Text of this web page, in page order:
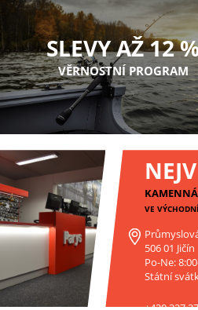
SLEVY AŽ 12
VĚRNOSTNÍ PROGRAM
VE
506 01 Jičín
Po-Ne:
Státní